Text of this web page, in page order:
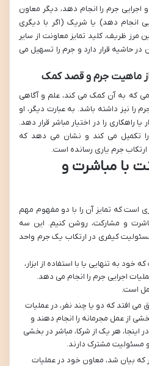
جرم را انجام دهد، دیگر معاون
انجام دهد) یا شریک (اگر با دیگری
ظریف، کلید تمایز معاونت از سایر
حاشیه قرار دارد و جرم را تسهیل می
ماهیت جرم و قصد کمک
که به آن کمک می کند، علم و آگاهی
نیز داشته باشد. به عبارت دیگر، او
یا راهکاری را در اختیار مباشر قرار دهد.
را تکمیل می کند و نشان می دهد که
ارتکاب جرم یاری رسانده است.
با مباشرت و
است که تمایز آن را با دو مفهوم مهم
و مشارکت، روشن کنیم. این سه
کیفری در ارتکاب یک جرم واحد
خود به تنهایی یا با استفاده از ابزار،
اجرایی جرم را انجام می دهد.
است.
می افتد که دو یا چند نفر، در عملیات
از عمل مجرمانه را انجام دهند و
اینجا، هر یک از شرکا، مباشر در بخشی
مشترک دارند.
که بیان شد، معاون خود در عملیات